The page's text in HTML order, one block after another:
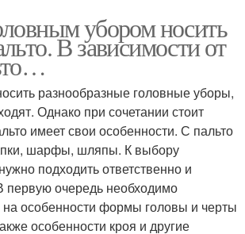
убором носить
В зависимости от
разнообразные головные уборы,
Однако при сочетании стоит
имеет свои особенности. С пальто
шарфы, шляпы. К выбору
подходить ответственно и
первую очередь необходимо
на особенности формы головы и черты
особенности кроя и другие